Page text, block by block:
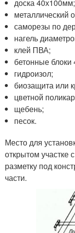
доска 40х100мм;
металлический
саморезы по
нагель
клей ПВА;
бетонные блоки
гидроизол;
биозащита или
цветной
щебень;
песок.
Место для
открытом участке
разметку под
части.